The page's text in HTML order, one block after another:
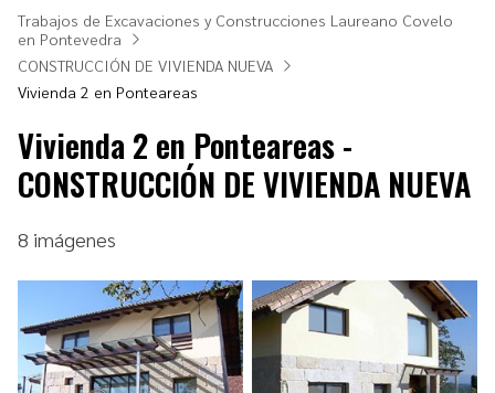
Trabajos de Excavaciones y Construcciones Laureano Covelo
en Pontevedra
CONSTRUCCIÓN DE VIVIENDA NUEVA
Vivienda 2 en Ponteareas
Vivienda 2 en Ponteareas -
CONSTRUCCIÓN DE VIVIENDA NUEVA
8 imágenes